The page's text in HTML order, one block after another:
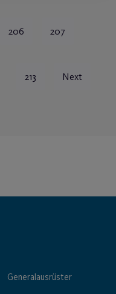
206 207
213 Next
Generalausrüster